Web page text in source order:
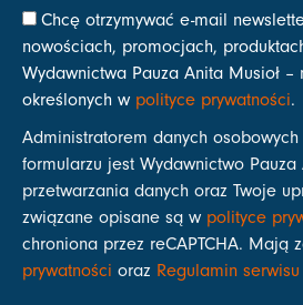
Chcę otrzymywać e-mail
nowościach, promocjach,
Wydawnictwa Pauza Anita Musioł –
określonych w polityce prywatności.
Administratorem danych
formularzu jest Wydawnictwo Pauza
przetwarzania danych oraz Twoje
związane opisane są w polityce
chroniona przez reCAPTCHA. Mają
prywatności oraz Regulamin serwisu